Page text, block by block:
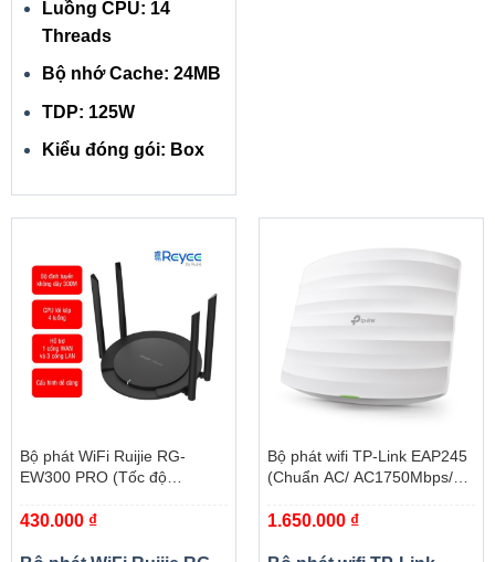
Luồng CPU: 14
Threads
Bộ nhớ Cache: 24MB
TDP: 125W
Kiểu đóng gói: Box
Bộ phát WiFi Ruijie RG-
EW300 PRO (Tốc độ
430.000 ₫
Bộ phát wifi TP-Link EAP245
(Chuẩn AC/ AC1750Mbps/
45User/ Gắn trần/tường)
1.650.000 ₫